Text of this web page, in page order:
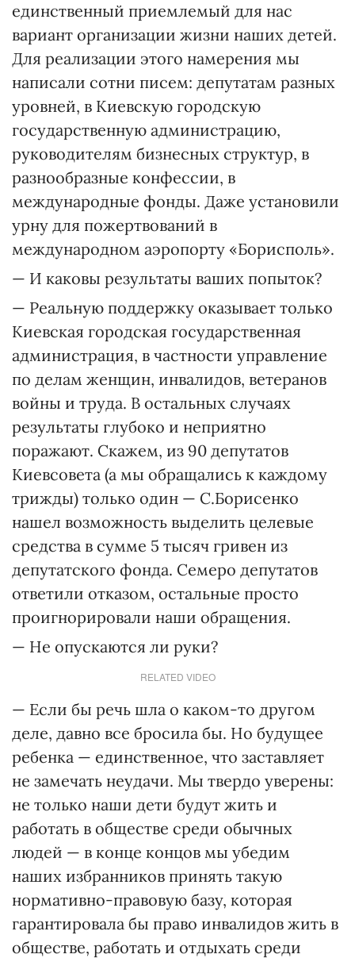
единственный приемлемый для нас
вариант организации жизни наших детей.
Для реализации этого намерения мы
написали сотни писем: депутатам разных
уровней, в Киевскую городскую
государственную администрацию,
руководителям бизнесных структур, в
разнообразные конфессии, в
международные фонды. Даже установили
урну для пожертвований в
международном аэропорту «Борисполь».
— И каковы результаты ваших попыток?
— Реальную поддержку оказывает только
Киевская городская государственная
администрация, в частности управление
по делам женщин, инвалидов, ветеранов
войны и труда. В остальных случаях
результаты глубоко и неприятно
поражают. Скажем, из 90 депутатов
Киевсовета (а мы обращались к каждому
трижды) только один — С.Борисенко
нашел возможность выделить целевые
средства в сумме 5 тысяч гривен из
депутатского фонда. Семеро депутатов
ответили отказом, остальные просто
проигнорировали наши обращения.
— Не опускаются ли руки?
RELATED VIDEO
— Если бы речь шла о каком-то другом
деле, давно все бросила бы. Но будущее
ребенка — единственное, что заставляет
не замечать неудачи. Мы твердо уверены:
не только наши дети будут жить и
работать в обществе среди обычных
людей — в конце концов мы убедим
наших избранников принять такую
нормативно-правовую базу, которая
гарантировала бы право инвалидов жить в
обществе, работать и отдыхать среди